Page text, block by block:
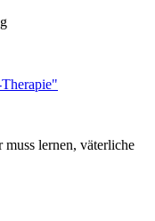
lernen, väterliche